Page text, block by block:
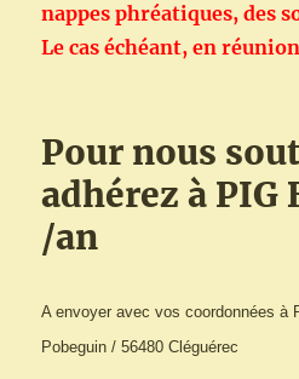
nappes phréatiques, des
Le cas échéant, en
Pour nous
adhérez à PIG
/an
A envoyer avec vos coordonnées à
Pobeguin / 56480 Cléguérec